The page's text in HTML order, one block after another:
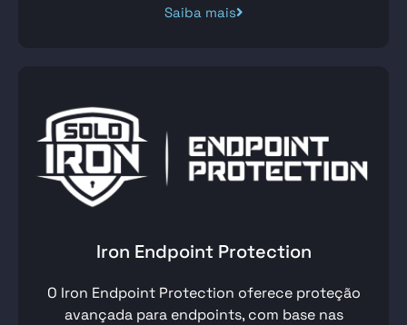
Saiba mais
Iron Endpoint Protection
O Iron Endpoint Protection oferece proteção
avançada para endpoints, com base nas